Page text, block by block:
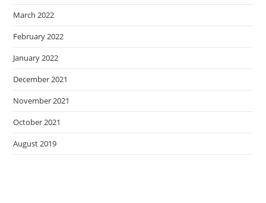
March 2022
February 2022
January 2022
December 2021
November 2021
October 2021
August 2019